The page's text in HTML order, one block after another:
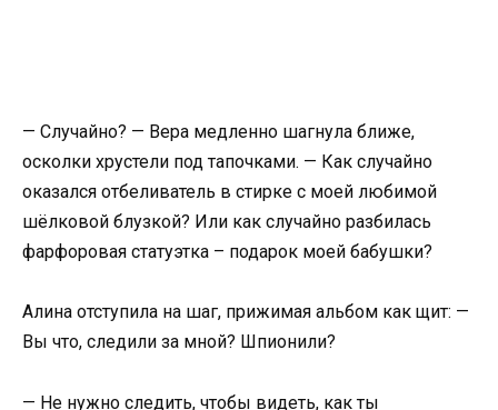
— Случайно? — Вера медленно шагнула ближе,
осколки хрустели под тапочками. — Как случайно
оказался отбеливатель в стирке с моей любимой
шёлковой блузкой? Или как случайно разбилась
фарфоровая статуэтка – подарок моей бабушки?
Алина отступила на шаг, прижимая альбом как щит: —
Вы что, следили за мной? Шпионили?
— Не нужно следить, чтобы видеть, как ты